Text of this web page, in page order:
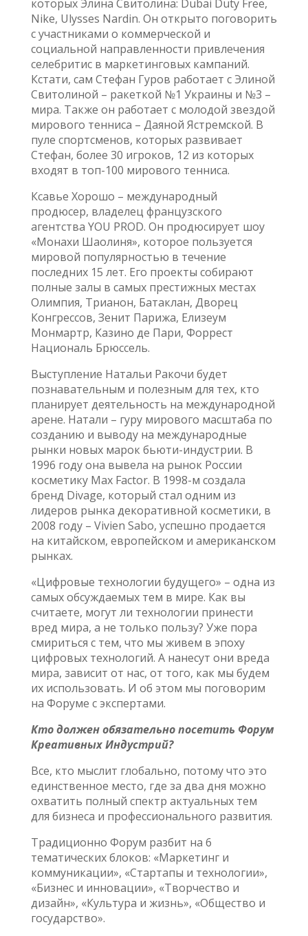
которых Элина Свитолина: Dubai Duty Free,
Nike, Ulysses Nardin. Он открыто поговорить
с участниками о коммерческой и
социальной направленности привлечения
селебритис в маркетинговых кампаний.
Кстати, сам Стефан Гуров работает с Элиной
Свитолиной – ракеткой №1 Украины и №3 –
мира. Также он работает с молодой звездой
мирового тенниса – Даяной Ястремской. В
пуле спортсменов, которых развивает
Стефан, более 30 игроков, 12 из которых
входят в топ-100 мирового тенниса.
Ксавье Хорошо – международный
продюсер, владелец французского
агентства YOU PROD. Он продюсирует шоу
«Монахи Шаолиня», которое пользуется
мировой популярностью в течение
последних 15 лет. Его проекты собирают
полные залы в самых престижных местах
Олимпия, Трианон, Батаклан, Дворец
Конгрессов, Зенит Парижа, Елизеум
Монмартр, Казино де Пари, Форрест
Националь Брюссель.
Выступление Натальи Ракочи будет
познавательным и полезным для тех, кто
планирует деятельность на международной
арене. Натали – гуру мирового масштаба по
созданию и выводу на международные
рынки новых марок бьюти-индустрии. В
1996 году она вывела на рынок России
косметику Max Factor. В 1998-м создала
бренд Divage, который стал одним из
лидеров рынка декоративной косметики, в
2008 году – Vivien Sabo, успешно продается
на китайском, европейском и американском
рынках.
«Цифровые технологии будущего» – одна из
самых обсуждаемых тем в мире. Как вы
считаете, могут ли технологии принести
вред мира, а не только пользу? Уже пора
смириться с тем, что мы живем в эпоху
цифровых технологий. А нанесут они вреда
мира, зависит от нас, от того, как мы будем
их использовать. И об этом мы поговорим
на Форуме с экспертами.
Кто должен обязательно посетить Форум
Креативных Индустрий?
Все, кто мыслит глобально, потому что это
единственное место, где за два дня можно
охватить полный спектр актуальных тем
для бизнеса и профессионального развития.
Традиционно Форум разбит на 6
тематических блоков: «Маркетинг и
коммуникации», «Стартапы и технологии»,
«Бизнес и инновации», «Творчество и
дизайн», «Культура и жизнь», «Общество и
государство».